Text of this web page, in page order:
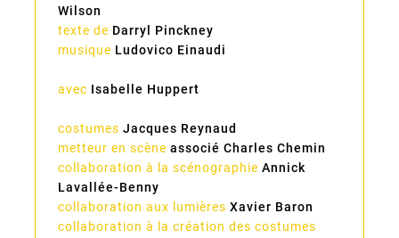
Wilson
texte de Darryl Pinckney
musique Ludovico Einaudi
avec Isabelle Huppert
costumes Jacques Reynaud
metteur en scène associé Charles Chemin
collaboration à la scénographie Annick
Lavallée-Benny
collaboration aux lumières Xavier Baron
collaboration à la création des costumes